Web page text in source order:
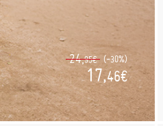
24,95€ (-30%)
17,46€